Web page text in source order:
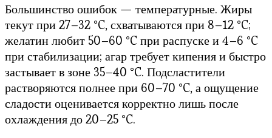
Большинство ошибок — температурные. Жиры
текут при 27–32 °C, схватываются при 8–12 °C;
желатин любит 50–60 °C при распуске и 4–6 °C
при стабилизации; агар требует кипения и быстро
застывает в зоне 35–40 °C. Подсластители
растворяются полнее при 60–70 °C, а ощущение
сладости оценивается корректно лишь после
охлаждения до 20–25 °C.